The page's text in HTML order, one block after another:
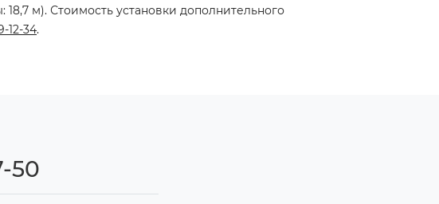
м). Стоимость установки дополнительного
12-34.
50